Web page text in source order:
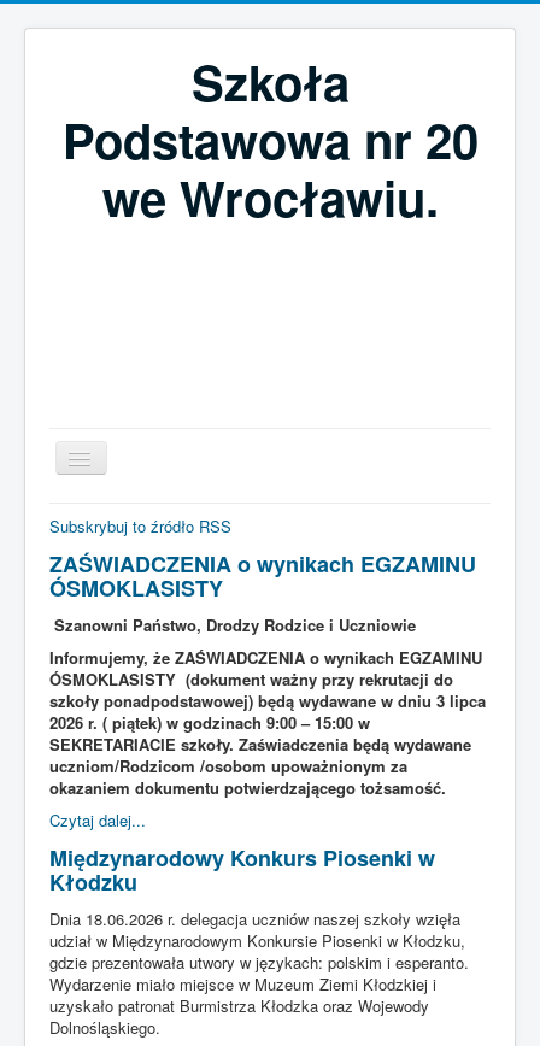
Szkoła
Podstawowa nr 20
we Wrocławiu.
STRONA GŁÓWNA
DLA UCZNIA
DLA RODZICA
SUKCESY
ŚWIETLICA
KRONIKA
Subskrybuj to źródło RSS
ZAŚWIADCZENIA o wynikach EGZAMINU
ÓSMOKLASISTY
Szanowni Państwo, Drodzy Rodzice i Uczniowie
Informujemy, że ZAŚWIADCZENIA o wynikach EGZAMINU
ÓSMOKLASISTY (dokument ważny przy rekrutacji do
szkoły ponadpodstawowej) będą wydawane w dniu 3 lipca
2026 r. ( piątek) w godzinach 9:00 – 15:00 w
SEKRETARIACIE szkoły. Zaświadczenia będą wydawane
uczniom/Rodzicom /osobom upoważnionym za
okazaniem dokumentu potwierdzającego tożsamość.
Czytaj dalej...
Międzynarodowy Konkurs Piosenki w
Kłodzku
Dnia 18.06.2026 r. delegacja uczniów naszej szkoły wzięła
udział w Międzynarodowym Konkursie Piosenki w Kłodzku,
gdzie prezentowała utwory w językach: polskim i esperanto.
Wydarzenie miało miejsce w Muzeum Ziemi Kłodzkiej i
uzyskało patronat Burmistrza Kłodzka oraz Wojewody
Dolnośląskiego.